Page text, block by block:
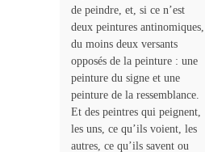
de peindre, et, si ce n’est
deux peintures antinomiques,
du moins deux versants
opposés de la peinture : une
peinture du signe et une
peinture de la ressemblance.
Et des peintres qui peignent,
les uns, ce qu’ils voient, les
autres, ce qu’ils savent ou